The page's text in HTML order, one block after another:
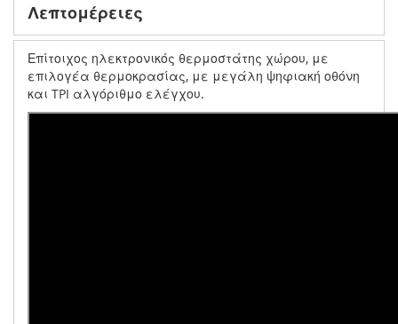
Λεπτομέρειες
Επίτοιχος ηλεκτρονικός θερμοστάτης χώρου, με
επιλογέα θερμοκρασίας, με μεγάλη ψηφιακή οθόνη
και TPI αλγόριθμο ελέγχου.